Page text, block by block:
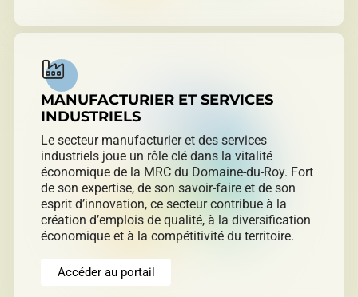
MANUFACTURIER ET SERVICES
INDUSTRIELS
Le secteur manufacturier et des services
industriels joue un rôle clé dans la vitalité
économique de la MRC du Domaine-du-Roy. Fort
de son expertise, de son savoir-faire et de son
esprit d’innovation, ce secteur contribue à la
création d’emplois de qualité, à la diversification
économique et à la compétitivité du territoire.
Accéder au portail